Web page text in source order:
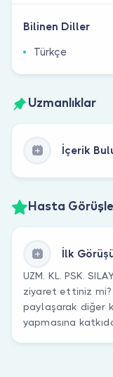
Bilinen Diller
Türkçe
Uzmanlıklar
İçerik
Hasta
İlk
UZM. KL. PSK.
ziyaret ettiniz mi?
paylaşarak diğer
yapmasına